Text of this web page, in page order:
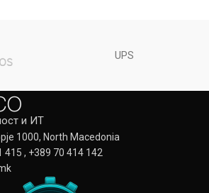
UPS
и ИТ
1000, North Macedonia
, +389 70 414 142